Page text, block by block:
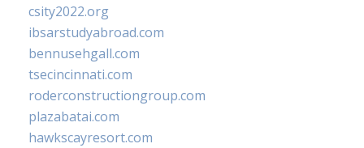
csity2022.org
ibsarstudyabroad.com
bennusehgall.com
tsecincinnati.com
roderconstructiongroup.com
plazabatai.com
hawkscayresort.com